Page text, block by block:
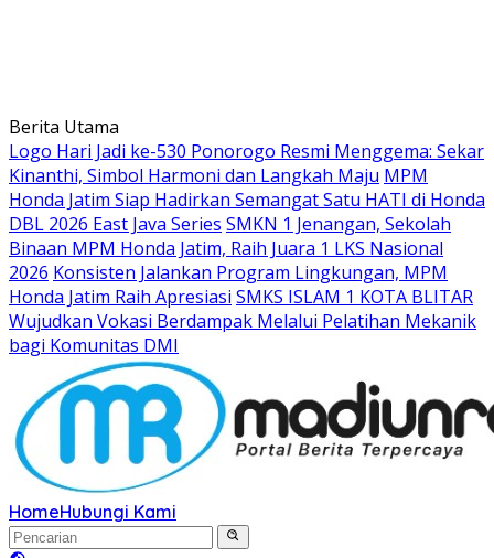
Langsung
ke
konten
Berita Utama
Logo Hari Jadi ke-530 Ponorogo Resmi Menggema: Sekar
Kinanthi, Simbol Harmoni dan Langkah Maju MPM
Honda Jatim Siap Hadirkan Semangat Satu HATI di Honda
DBL 2026 East Java Series SMKN 1 Jenangan, Sekolah
Binaan MPM Honda Jatim, Raih Juara 1 LKS Nasional
2026 Konsisten Jalankan Program Lingkungan, MPM
Honda Jatim Raih Apresiasi SMKS ISLAM 1 KOTA BLITAR
Wujudkan Vokasi Berdampak Melalui Pelatihan Mekanik
bagi Komunitas DMI
HomeHubungi Kami